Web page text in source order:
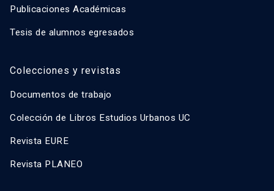
Publicaciones Académicas
Tesis de alumnos egresados
Colecciones y revistas
Documentos de trabajo
Colección de Libros Estudios Urbanos UC
Revista EURE
Revista PLANEO